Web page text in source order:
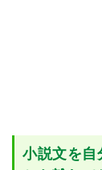
小説文を自